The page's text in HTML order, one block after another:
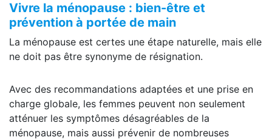
Vivre la ménopause : bien-être et
prévention à portée de main
La ménopause est certes une étape naturelle, mais elle
ne doit pas être synonyme de résignation.
Avec des recommandations adaptées et une prise en
charge globale, les femmes peuvent non seulement
atténuer les symptômes désagréables de la
ménopause, mais aussi prévenir de nombreuses